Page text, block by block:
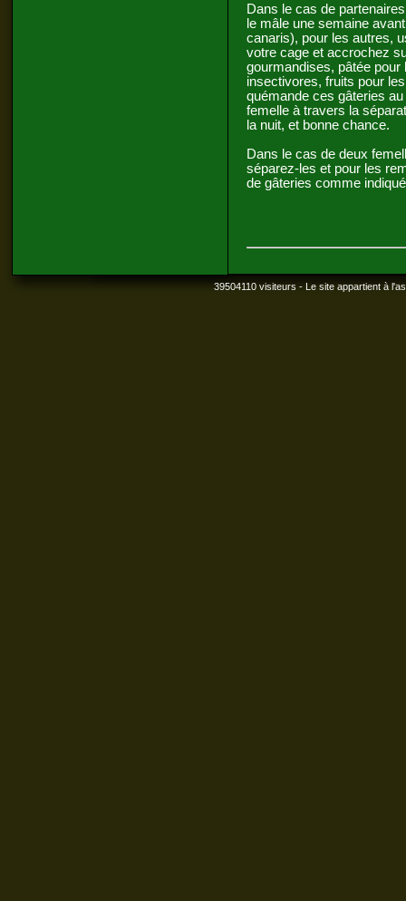
Dans le cas de
le mâle une semaine
canaris), pour les autres,
votre cage et accrochez
gourmandises, pâtée
insectivores, fruits pour
quémande ces gâteries
femelle à travers la
la nuit, et bonne chance.
Dans le cas de deux
séparez-les et pour les
de gâteries comme
39504110 visiteurs - Le site appartient à